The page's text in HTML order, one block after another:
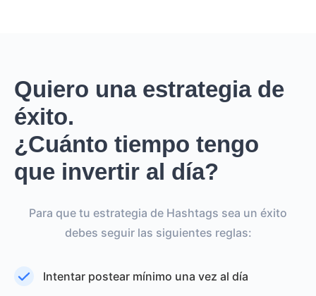
Quiero una estrategia de
éxito.
¿Cuánto tiempo tengo
que invertir al día?
Para que tu estrategia de Hashtags sea un éxito
debes seguir las siguientes reglas:
Intentar postear mínimo una vez al día